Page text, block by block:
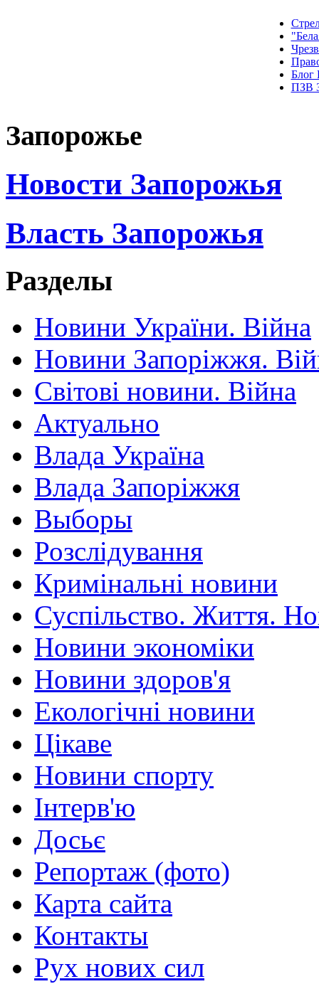
Блог
ПЗВ
Запорожье
Новости Запорожья
Власть Запорожья
Разделы
Новини України. Війна
Новини Запоріжжя.
Світові новини. Війна
Актуально
Влада Україна
Влада Запоріжжя
Выборы
Розслідування
Кримінальні новини
Суспільство. Життя.
Новини экономіки
Новини здоров'я
Екологічні новини
Цікаве
Новини спорту
Інтерв'ю
Досьє
Репортаж (фото)
Карта сайта
Контакты
Рух нових сил